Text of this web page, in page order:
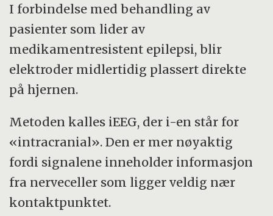
I forbindelse med behandling av
pasienter som lider av
medikamentresistent epilepsi, blir
elektroder midlertidig plassert direkte
på hjernen.
Metoden kalles iEEG, der i-en står for
«intracranial». Den er mer nøyaktig
fordi signalene inneholder informasjon
fra nerveceller som ligger veldig nær
kontaktpunktet.